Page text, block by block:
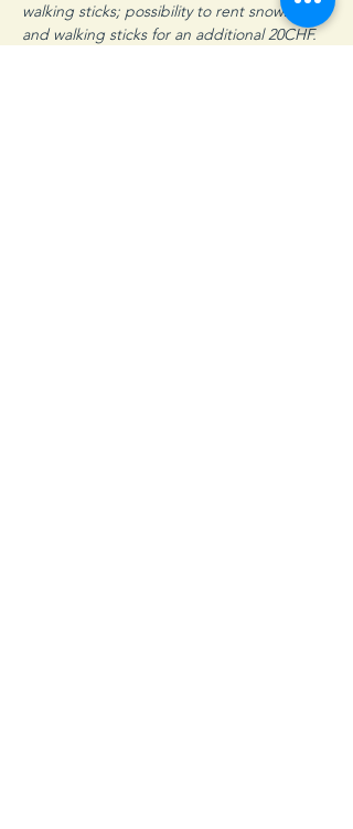
walking sticks; possibility to rent snowshoes
and walking sticks for an additional 20CHF.